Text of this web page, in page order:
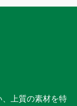
、上質の素材を特